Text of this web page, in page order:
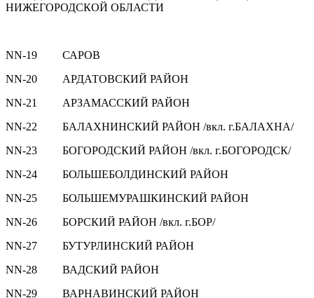
НИЖЕГОРОДСКОЙ ОБЛАСТИ
NN-19 САРОВ
NN-20 АРДАТОВСКИЙ РАЙОН
NN-21 АРЗАМАССКИЙ РАЙОН
NN-22 БАЛАХНИНСКИЙ РАЙОН /вкл. г.БАЛАХНА/
NN-23 БОГОРОДСКИЙ РАЙОН /вкл. г.БОГОРОДСК/
NN-24 БОЛЬШЕБОЛДИНСКИЙ РАЙОН
NN-25 БОЛЬШЕМУРАШКИНСКИЙ РАЙОН
NN-26 БОРСКИЙ РАЙОН /вкл. г.БОР/
NN-27 БУТУРЛИНСКИЙ РАЙОН
NN-28 ВАДСКИЙ РАЙОН
NN-29 ВАРНАВИНСКИЙ РАЙОН